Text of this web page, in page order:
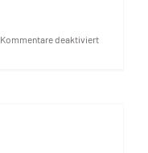
Kommentare deaktiviertfür